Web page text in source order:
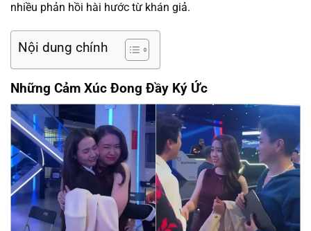
nhiều phản hồi hài hước từ khán giả.
Nội dung chính
Những Cảm Xúc Đong Đầy Ký Ức